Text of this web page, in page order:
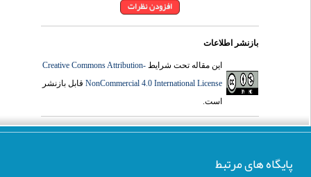
بازنشر اطلاعات
این مقاله تحت شرایطCreative Commons Attribution-
NonCommercial 4.0 International Licenseقابل بازنشر
است.
پایگاه های مرتبط